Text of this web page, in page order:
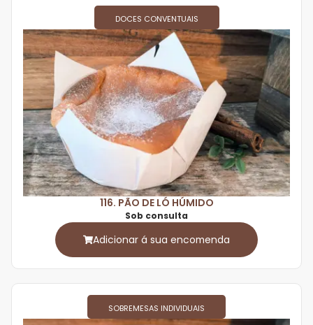
DOCES CONVENTUAIS
116. PÃO DE LÓ HÚMIDO
Sob consulta
Adicionar á sua encomenda
SOBREMESAS INDIVIDUAIS